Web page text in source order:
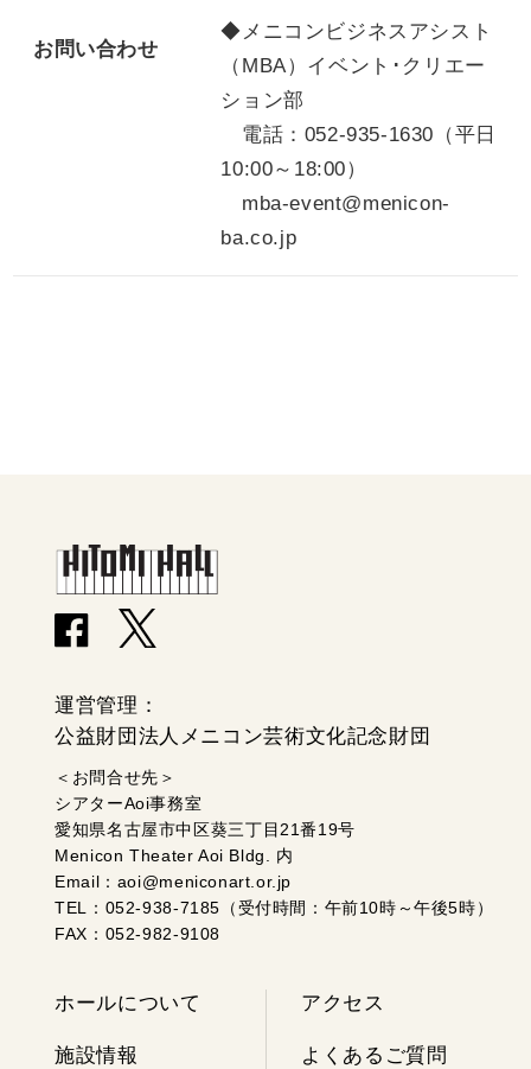
お問い合わせ
◆メニコンビジネスアシスト
（MBA）イベント･クリエー
ション部
電話：052-935-1630（平日
10:00～18:00）
mba-event@menicon-
ba.co.jp
運営管理：
公益財団法人メニコン芸術文化記念財団
＜お問合せ先＞
シアターAoi事務室
愛知県名古屋市中区葵三丁目21番19号
Menicon Theater Aoi Bldg. 内
Email：aoi@meniconart.or.jp
TEL：052-938-7185（受付時間：午前10時～午後5時）
FAX：052-982-9108
ホールについて
施設情報
アクセス
よくあるご質問